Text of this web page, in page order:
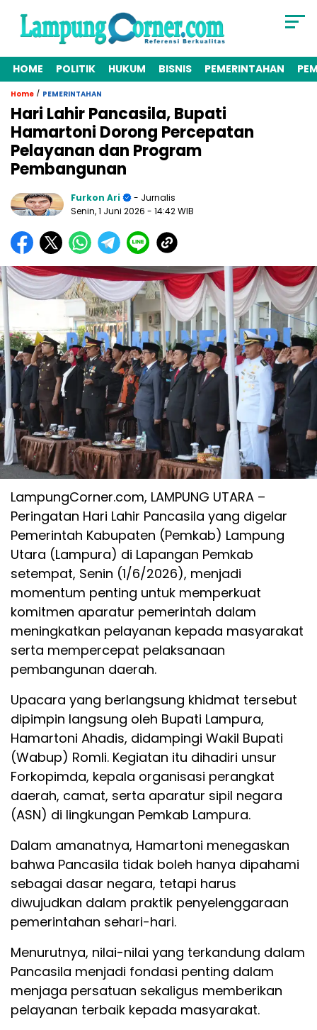
HOME POLITIK HUKUM BISNIS PEMERINTAHAN
Home / PEMERINTAHAN
Hari Lahir Pancasila, Bupati
Hamartoni Dorong Percepatan
Pelayanan dan Program
Pembangunan
Furkon Ari
- Jurnalis
Senin, 1 Juni 2026 - 14:42 WIB
LampungCorner.com, LAMPUNG UTARA –
Peringatan Hari Lahir Pancasila yang digelar
Pemerintah Kabupaten (Pemkab) Lampung
Utara (Lampura) di Lapangan Pemkab
setempat, Senin (1/6/2026), menjadi
momentum penting untuk memperkuat
komitmen aparatur pemerintah dalam
meningkatkan pelayanan kepada masyarakat
serta mempercepat pelaksanaan
pembangunan daerah.
Upacara yang berlangsung khidmat tersebut
dipimpin langsung oleh Bupati Lampura,
Hamartoni Ahadis, didampingi Wakil Bupati
(Wabup) Romli. Kegiatan itu dihadiri unsur
Forkopimda, kepala organisasi perangkat
daerah, camat, serta aparatur sipil negara
(ASN) di lingkungan Pemkab Lampura.
Dalam amanatnya, Hamartoni menegaskan
bahwa Pancasila tidak boleh hanya dipahami
sebagai dasar negara, tetapi harus
diwujudkan dalam praktik penyelenggaraan
pemerintahan sehari-hari.
Menurutnya, nilai-nilai yang terkandung dalam
Pancasila menjadi fondasi penting dalam
menjaga persatuan sekaligus memberikan
pelayanan terbaik kepada masyarakat.